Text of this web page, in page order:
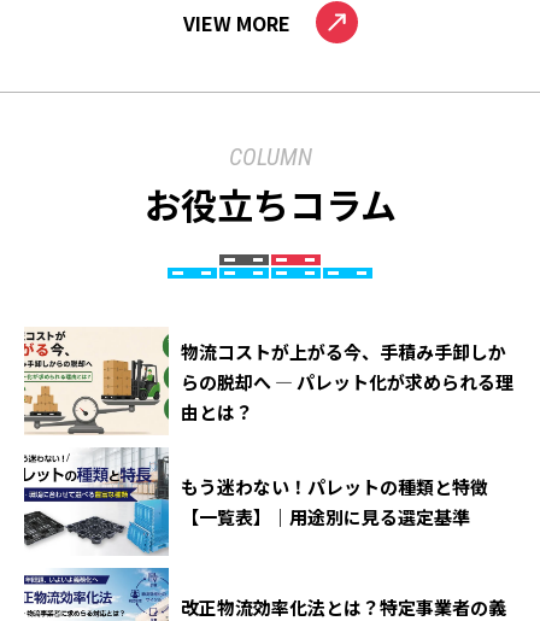
VIEW MORE
COLUMN
お役立ちコラム
物流コストが上がる今、手積み手卸しか
らの脱却へ ― パレット化が求められる理
由とは？
もう迷わない！パレットの種類と特徴
【一覧表】｜用途別に見る選定基準
改正物流効率化法とは？特定事業者の義